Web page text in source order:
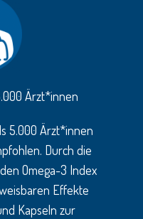
Ärzt*innen
5.000 Ärzt*innen
Durch die
Omega-3 Index
Effekte
Kapseln zur